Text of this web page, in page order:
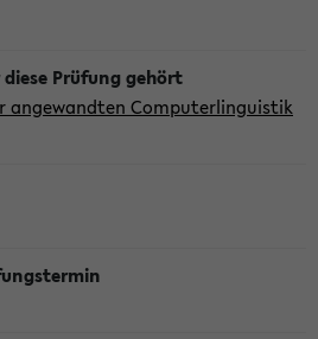
angewandten Computerlinguistik